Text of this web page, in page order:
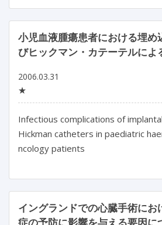
小児血液腫瘍患者における埋め
びヒックマン・カテーテルに
2006.03.31
★
Infectious complications of
Hickman catheters in paediatric
ncology patients
イングランドでの心臓手術にお